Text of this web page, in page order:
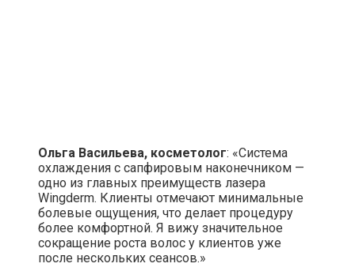
Ольга Васильева, косметолог: «Система
охлаждения с сапфировым наконечником —
одно из главных преимуществ лазера
Wingderm. Клиенты отмечают минимальные
болевые ощущения, что делает процедуру
более комфортной. Я вижу значительное
сокращение роста волос у клиентов уже
после нескольких сеансов.»